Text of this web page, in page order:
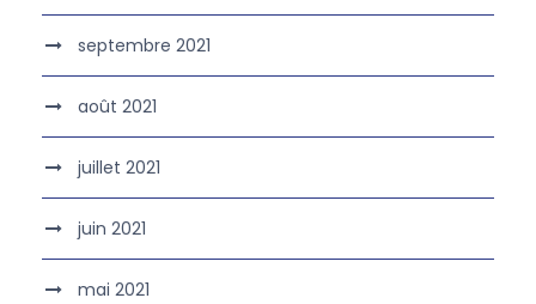
septembre 2021
août 2021
juillet 2021
juin 2021
mai 2021